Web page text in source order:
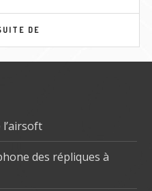
DE
l’airsoft
des répliques à